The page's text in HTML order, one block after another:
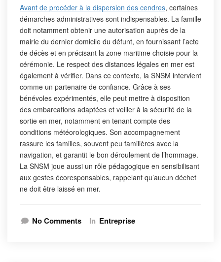
Avant de procéder à la dispersion des cendres, certaines
démarches administratives sont indispensables. La famille
doit notamment obtenir une autorisation auprès de la
mairie du dernier domicile du défunt, en fournissant l’acte
de décès et en précisant la zone maritime choisie pour la
cérémonie. Le respect des distances légales en mer est
également à vérifier. Dans ce contexte, la SNSM intervient
comme un partenaire de confiance. Grâce à ses
bénévoles expérimentés, elle peut mettre à disposition
des embarcations adaptées et veiller à la sécurité de la
sortie en mer, notamment en tenant compte des
conditions météorologiques. Son accompagnement
rassure les familles, souvent peu familières avec la
navigation, et garantit le bon déroulement de l’hommage.
La SNSM joue aussi un rôle pédagogique en sensibilisant
aux gestes écoresponsables, rappelant qu’aucun déchet
ne doit être laissé en mer.
No Comments In Entreprise